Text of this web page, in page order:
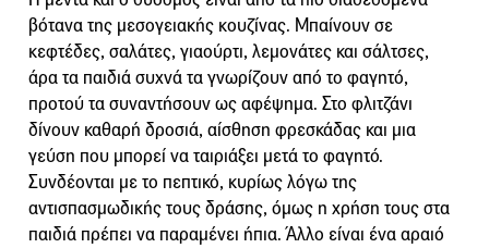
βότανα της μεσογειακής κουζίνας. Μπαίνουν σε
κεφτέδες, σαλάτες, γιαούρτι, λεμονάτες και σάλτσες,
άρα τα παιδιά συχνά τα γνωρίζουν από το φαγητό,
προτού τα συναντήσουν ως αφέψημα. Στο φλιτζάνι
δίνουν καθαρή δροσιά, αίσθηση φρεσκάδας και μια
γεύση που μπορεί να ταιριάξει μετά το φαγητό.
Συνδέονται με το πεπτικό, κυρίως λόγω της
αντισπασμωδικής τους δράσης, όμως η χρήση τους στα
παιδιά πρέπει να παραμένει ήπια. Άλλο είναι ένα αραιό